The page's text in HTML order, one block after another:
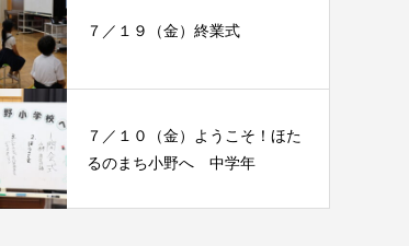
７／１９（金）終業式
７／１０（金）ようこそ！ほた
るのまち小野へ 中学年